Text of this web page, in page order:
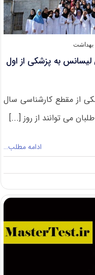
بهداشت
به پزشکی از اول
از مقطع کارشناسی سال
ادامه مطلب…